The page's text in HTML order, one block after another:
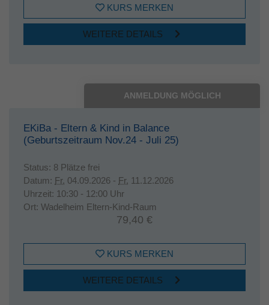
KURS MERKEN
WEITERE DETAILS
ANMELDUNG MÖGLICH
EKiBa - Eltern & Kind in Balance
(Geburtszeitraum Nov.24 - Juli 25)
Status: 8 Plätze frei
Datum: Fr. 04.09.2026 - Fr. 11.12.2026
Uhrzeit: 10:30 - 12:00 Uhr
Ort: Wadelheim Eltern-Kind-Raum
79,40 €
KURS MERKEN
WEITERE DETAILS